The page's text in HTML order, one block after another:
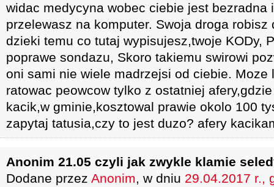
widac medycyna wobec ciebie jest bezradna
przelewasz na komputer. Swoja droga robisz
dzieki temu co tutaj wypisujesz,twoje KODy,
poprawe sondazu, Skoro takiemu swirowi
oni sami nie wiele madrzejsi od ciebie. Moze
ratowac peowcow tylko z ostatniej
kacik,w gminie,kosztowal prawie okolo 100
zapytaj tatusia,czy to jest duzo? afery
Anonim 21.05 czyli jak zwykle klamie
Dodane przez Anonim, w dniu 29.04.2017 r.,